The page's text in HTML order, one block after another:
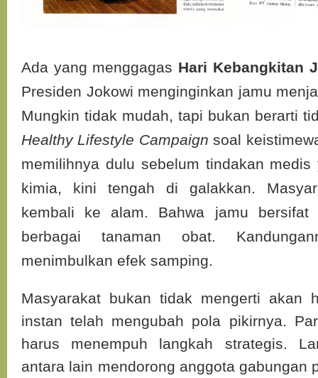
Ada yang menggagas Hari Kebangkitan
Presiden Jokowi menginginkan jamu
Mungkin tidak mudah, tapi bukan berarti
Healthy Lifestyle Campaign soal
memilihnya dulu sebelum tindakan
kimia, kini tengah di galakkan.
kembali ke alam. Bahwa jamu bersifat
berbagai tanaman obat.
menimbulkan efek samping.
Masyarakat bukan tidak mengerti akan
instan telah mengubah pola pikirnya.
harus menempuh langkah strategis.
antara lain mendorong anggota gabungan